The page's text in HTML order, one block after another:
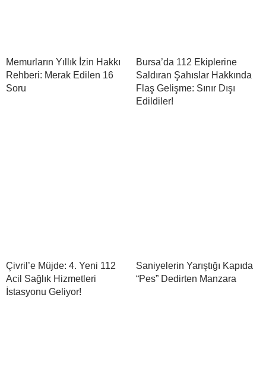
Memurların Yıllık İzin Hakkı
Rehberi: Merak Edilen 16
Soru
Bursa’da 112 Ekiplerine
Saldıran Şahıslar Hakkında
Flaş Gelişme: Sınır Dışı
Edildiler!
Çivril’e Müjde: 4. Yeni 112
Acil Sağlık Hizmetleri
İstasyonu Geliyor!
Saniyelerin Yarıştığı Kapıda
“Pes” Dedirten Manzara